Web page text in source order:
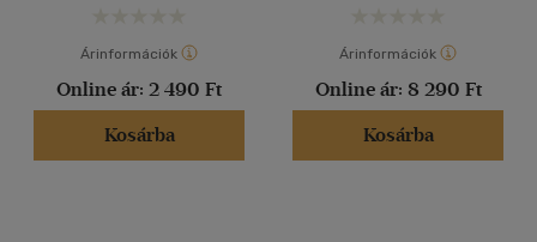
Árinformációk
Online ár: 2 490 Ft
Kosárba
Árinformációk
Online ár: 8 290 Ft
Kosárba